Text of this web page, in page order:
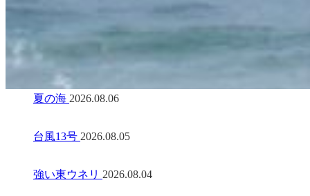
夏の海 2026.08.06
台風13号 2026.08.05
強い東ウネリ 2026.08.04